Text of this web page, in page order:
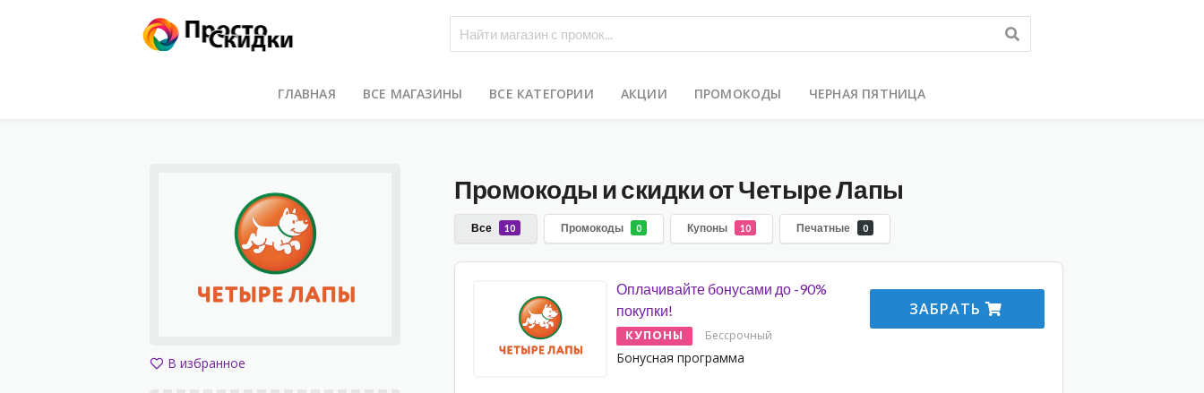
ГЛАВНАЯ ВСЕ МАГАЗИНЫ ВСЕ КАТЕГОРИИ АКЦИИ ПРОМОКОДЫ ЧЕРНАЯ ПЯТНИЦА
Промокоды и скидки от Четыре Лапы
Все 10 Промокоды 0 Купоны 10 Печатные 0
Оплачивайте бонусами до -90%
покупки!
КУПОНЫ Бессрочный
Бонусная программа
ЗАБРАТЬ
В избранное